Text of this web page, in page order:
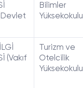
Bilimler
Yüksekokulu
(Vakıf
Turizm ve
Otelcilik
Yüksekokulu